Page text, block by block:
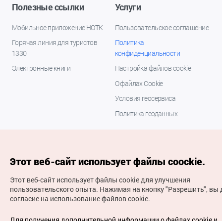
Полезные ссылки
Мобильное приложение НОТК
Горячая линия для туристов
1330
Электронные книги
Услуги
Пользовательское соглашение
Политика
конфиденциальности
Настройка файлов cookie
О файлах Cookie
Условия геосервиса
Политика геоданных
(с) Национальная организация туризма Кореи Все
права защищены
Этот веб-сайт использует файлы coockie.
Этот веб-сайт использует файлы cookie для улучшения
пользовательского опыта. Нажимая на кнопку "Разрешить", вы
согласие на использование файлов cookie.